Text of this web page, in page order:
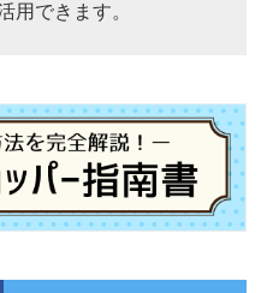
用できます。